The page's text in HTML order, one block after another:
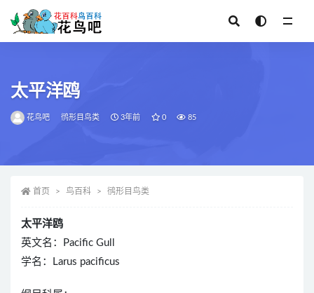
太平洋鸥
花鸟吧 鸻形目鸟类 3年前 0 85
首页 鸟百科 鸻形目鸟类
太平洋鸥
英文名：Pacific Gull
学名：Larus pacificus